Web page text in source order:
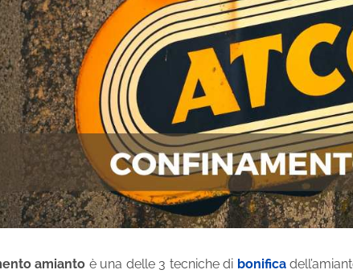
amianto è una delle 3 tecniche di bonifica